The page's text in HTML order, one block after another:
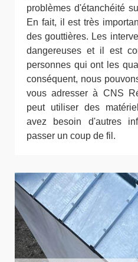
problèmes d'étanchéité
En fait, il est très
des gouttières. Les
dangereuses et il est
personnes qui ont les
conséquent, nous
vous adresser à CNS
peut utiliser des
avez besoin d'autres
passer un coup de fil.